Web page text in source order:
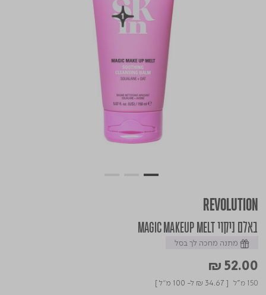
REVOLUTION
באלם ניקוי MAGIC MAKEUP MELT
מתנה מחכה לך בסל
₪ 52.00
150 מ"ל [
₪ 34.67 ל- 100 מ"ל ]